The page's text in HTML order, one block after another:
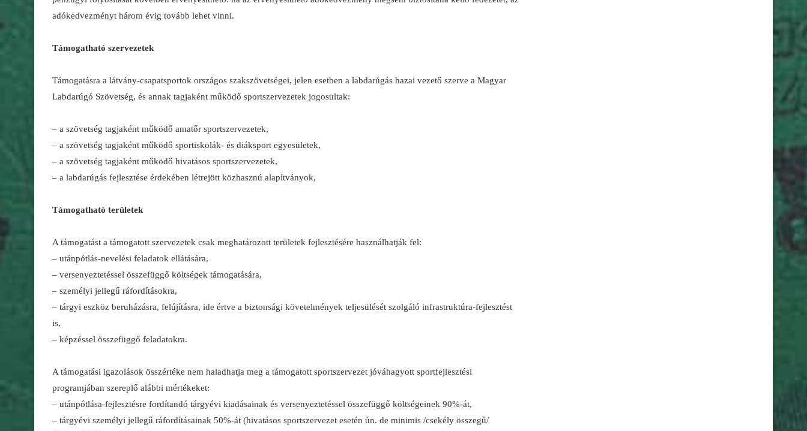
adókedvezményt három évig tovább lehet vinni.
Támogatható szervezetek
Támogatásra a látvány-csapatsportok országos szakszövetségei, jelen esetben a labdarúgás hazai vezető szerve a Magyar
Labdarúgó Szövetség, és annak tagjaként működő sportszervezetek jogosultak:
– a szövetség tagjaként működő amatőr sportszervezetek,
– a szövetség tagjaként működő sportiskolák- és diáksport egyesületek,
– a szövetség tagjaként működő hivatásos sportszervezetek,
– a labdarúgás fejlesztése érdekében létrejött közhasznú alapítványok,
Támogatható területek
A támogatást a támogatott szervezetek csak meghatározott területek fejlesztésére használhatják fel:
– utánpótlás-nevelési feladatok ellátására,
– versenyeztetéssel összefüggő költségek támogatására,
– személyi jellegű ráfordításokra,
– tárgyi eszköz beruházásra, felújításra, ide értve a biztonsági követelmények teljesülését szolgáló infrastruktúra-fejlesztést
is,
– képzéssel összefüggő feladatokra.
A támogatási igazolások összértéke nem haladhatja meg a támogatott sportszervezet jóváhagyott sportfejlesztési
programjában szereplő alábbi mértékeket:
– utánpótlása-fejlesztésre fordítandó tárgyévi kiadásainak és versenyeztetéssel összefüggő költségeinek 90%-át,
– tárgyévi személyi jellegű ráfordításainak 50%-át (hivatásos sportszervezet esetén ún. de minimis /csekély összegű/